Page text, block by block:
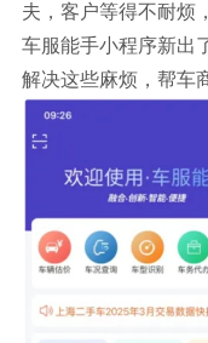
夫，客户等得不耐烦
车服能手小程序新出
解决这些麻烦，帮车